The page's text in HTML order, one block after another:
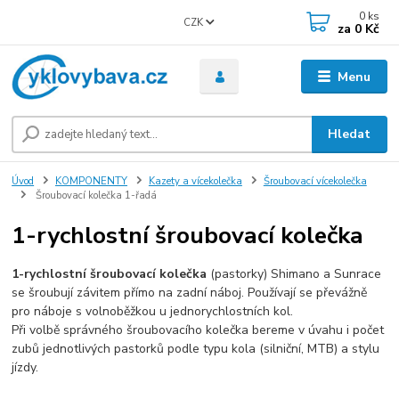
Menu
CZK
Hledat
0 ks
za 0 Kč
Úvod KOMPONENTY Kazety a vícekolečka
Šroubovací vícekolečka
Šroubovací kolečka 1-řadá
1-rychlostní šroubovací kolečka
1-rychlostní šroubovací kolečka (pastorky) Shimano a Sunrace
se šroubují závitem přímo na zadní náboj. Používají se převážně
pro náboje s volnoběžkou u jednorychlostních kol.
Při volbě správného šroubovacího kolečka bereme v úvahu i počet
zubů jednotlivých pastorků podle typu kola (silniční, MTB) a stylu
jízdy.